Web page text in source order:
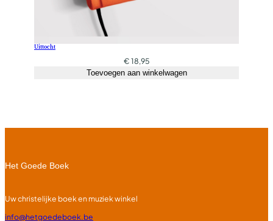
Uittocht
€18,95
Toevoegen aan winkelwagen
Het Goede Boek
Uw christelijke boek en muziek winkel
info@hetgoedeboek.be